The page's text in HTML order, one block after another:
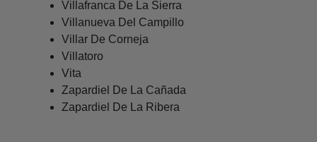
Villafranca De La Sierra
Villanueva Del Campillo
Villar De Corneja
Villatoro
Vita
Zapardiel De La Cañada
Zapardiel De La Ribera